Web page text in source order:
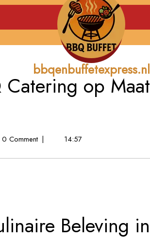
bbqenbuffetexpress.nl
op Maat
0 Comment | 14:57
Beleving in